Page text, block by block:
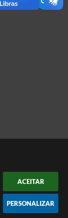
ACEITAR
PERSONALIZAR